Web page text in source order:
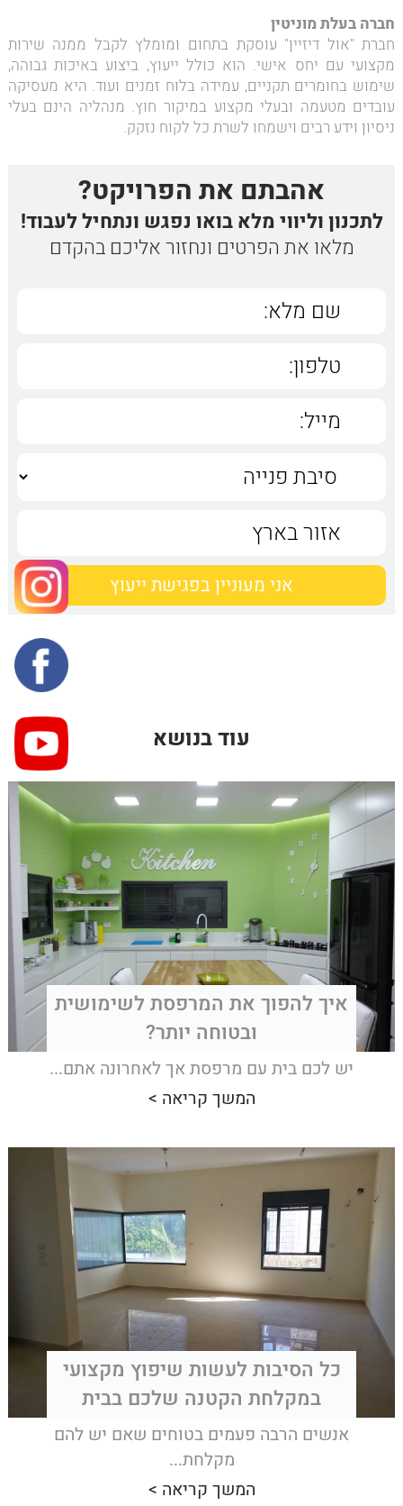
חברה בעלת מוניטין
חברת "אול דיזיין" עוסקת בתחום ומומלץ לקבל ממנה שירות
מקצועי עם יחס אישי. הוא כולל ייעוץ, ביצוע באיכות גבוהה,
שימוש בחומרים תקניים, עמידה בלוח זמנים ועוד. היא מעסיקה
עובדים מטעמה ובעלי מקצוע במיקור חוץ. מנהליה הינם בעלי
ניסיון וידע רבים וישמחו לשרת כל לקוח נזקק.
אהבתם את הפרויקט?
לתכנון וליווי מלא בואו נפגש ונתחיל לעבוד!
מלאו את הפרטים ונחזור אליכם בהקדם
עוד בנושא
איך להפוך את המרפסת לשימושית
ובטוחה יותר?
יש לכם בית עם מרפסת אך לאחרונה אתם...
המשך קריאה >
כל הסיבות לעשות שיפוץ מקצועי
במקלחת הקטנה שלכם בבית
אנשים הרבה פעמים בטוחים שאם יש להם
מקלחת...
המשך קריאה >